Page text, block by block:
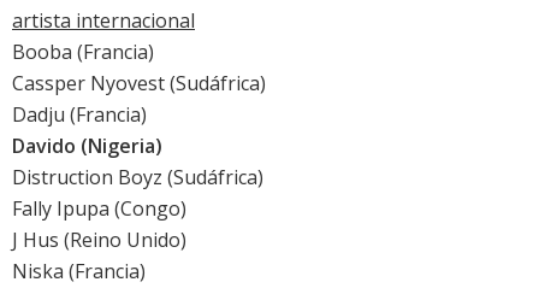
artista internacional
Booba (Francia)
Cassper Nyovest (Sudáfrica)
Dadju (Francia)
Davido (Nigeria)
Distruction Boyz (Sudáfrica)
Fally Ipupa (Congo)
J Hus (Reino Unido)
Niska (Francia)